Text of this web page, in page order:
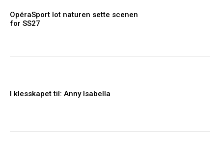
OpéraSport lot naturen sette scenen
for SS27
I klesskapet til: Anny Isabella